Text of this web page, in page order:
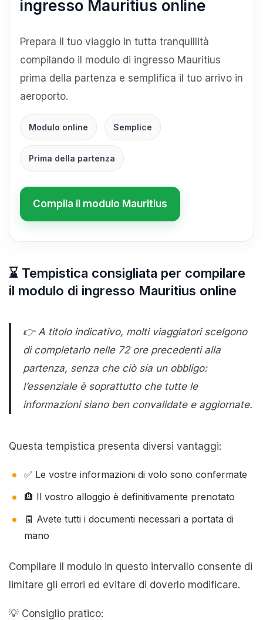
ingresso Mauritius online
Prepara il tuo viaggio in tutta tranquillità
compilando il modulo di ingresso Mauritius
prima della partenza e semplifica il tuo arrivo in
aeroporto.
Modulo online Semplice
Prima della partenza
Compila il modulo Mauritius
⌛ Tempistica consigliata per compilare
il modulo di ingresso Mauritius online
👉 A titolo indicativo, molti viaggiatori scelgono
di completarlo nelle 72 ore precedenti alla
partenza, senza che ciò sia un obbligo:
l’essenziale è soprattutto che tutte le
informazioni siano ben convalidate e aggiornate.
Questa tempistica presenta diversi vantaggi:
✅ Le vostre informazioni di volo sono confermate
🏨 Il vostro alloggio è definitivamente prenotato
🧾 Avete tutti i documenti necessari a portata di
mano
Compilare il modulo in questo intervallo consente di
limitare gli errori ed evitare di doverlo modificare.
💡 Consiglio pratico: